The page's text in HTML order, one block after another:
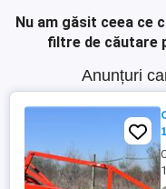
Nu am găsit ceea ce
filtre de căutare
Anunțuri